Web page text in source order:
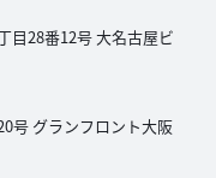
目28番12号 大名古屋ビ
号 グランフロント大阪